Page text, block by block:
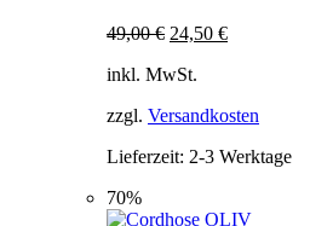
gewählt
49,00€ Ursprünglicher
war:
24,50 €Aktueller
inkl. MwSt.
zzgl. Versandkosten
Lieferzeit: 2-3 Werktage
70%